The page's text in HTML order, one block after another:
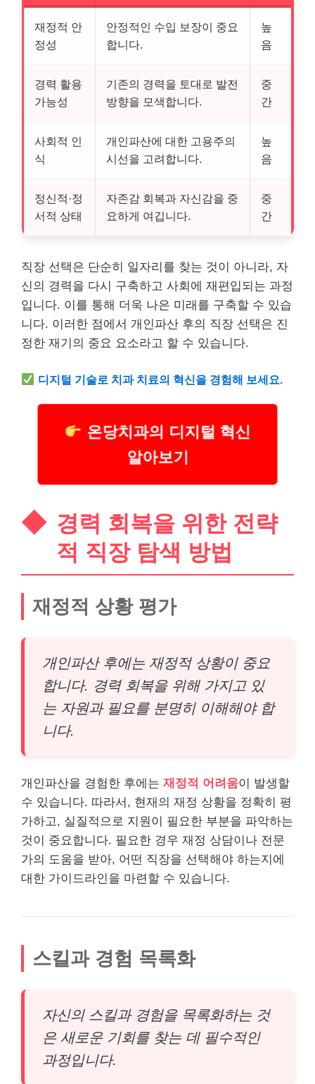
재정적 안
정성
안정적인 수입 보장이 중요
합니다.
높
음
경력 활용
가능성
기존의 경력을 토대로 발전
방향을 모색합니다.
중
간
사회적 인
식
개인파산에 대한 고용주의
시선을 고려합니다.
높
음
정신적·정
서적 상태
자존감 회복과 자신감을 중
요하게 여깁니다.
중
간
직장 선택은 단순히 일자리를 찾는 것이 아니라, 자
신의 경력을 다시 구축하고 사회에 재편입되는 과정
입니다. 이를 통해 더욱 나은 미래를 구축할 수 있습
니다. 이러한 점에서 개인파산 후의 직장 선택은 진
정한 재기의 중요 요소라고 할 수 있습니다.
디지털 기술로 치과 치료의 혁신을 경험해 보세요.
온당치과의 디지털 혁신
알아보기
경력 회복을 위한 전략
적 직장 탐색 방법
재정적 상황 평가
개인파산 후에는 재정적 상황이 중요
합니다. 경력 회복을 위해 가지고 있
는 자원과 필요를 분명히 이해해야 합
니다.
개인파산을 경험한 후에는 재정적 어려움이 발생할
수 있습니다. 따라서, 현재의 재정 상황을 정확히 평
가하고, 실질적으로 지원이 필요한 부분을 파악하는
것이 중요합니다. 필요한 경우 재정 상담이나 전문
가의 도움을 받아, 어떤 직장을 선택해야 하는지에
대한 가이드라인 을 마련할 수 있습니다.
스킬과 경험 목록화
자신의 스킬과 경험을 목록화하는 것
은 새로운 기회를 찾는 데 필수적인
과정입니다.